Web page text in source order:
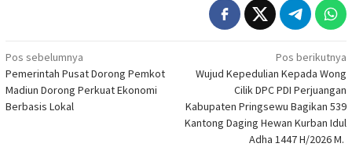
Navigasi
pos
Pos sebelumnya
Pemerintah Pusat Dorong Pemkot
Madiun Dorong Perkuat Ekonomi
Berbasis Lokal
Pos berikutnya
Wujud Kepedulian Kepada Wong
Cilik DPC PDI Perjuangan
Kabupaten Pringsewu Bagikan 539
Kantong Daging Hewan Kurban Idul
Adha 1447 H/2026 M.